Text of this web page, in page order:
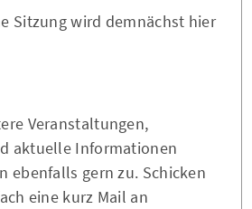
Sitzung wird demnächst hier
Veranstaltungen,
aktuelle Informationen
ebenfalls gern zu. Schicken
eine kurz Mail an